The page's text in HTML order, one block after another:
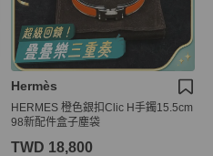
Hermès
HERMES 橙色銀扣Clic H手鐲15.5cm
98新配件盒子塵袋
TWD 18,800